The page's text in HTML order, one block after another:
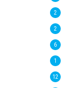
2
2
6
1
12